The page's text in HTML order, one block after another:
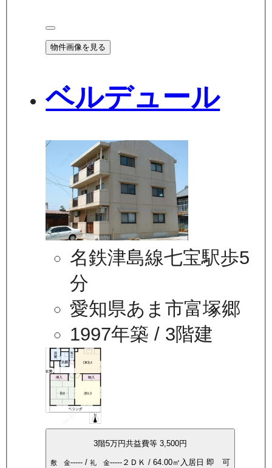
物件画像を見る
ベルデュール
名鉄津島線七宝駅歩5
分
愛知県あま市富塚郷
1997年築 / 3階建
3階5万円共益費等3,500円
敷 金----- /礼 金----- ２ＤＫ /64.00㎡ 入居日 即 可